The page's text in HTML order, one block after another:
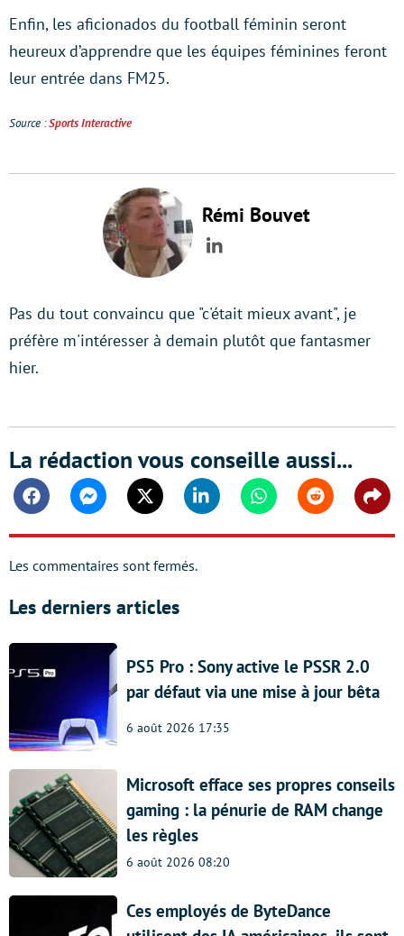
Enfin, les aficionados du football féminin seront
heureux d’apprendre que les équipes féminines feront
leur entrée dans FM25.
Source :Sports Interactive
Rémi Bouvet
LinkedIn
Pas du tout convaincu que "c'était mieux avant", je
préfère m'intéresser à demain plutôt que fantasmer
hier.
La rédaction vous conseille aussi...
FacebookMessengerTwitter Linkedin WhatsappReddit
Les commentaires sont fermés.
Les derniers articles
PS5 Pro : Sony active le PSSR 2.0
par défaut via une mise à jour bêta
6 août 2026 17:35
Microsoft efface ses propres conseils
gaming : la pénurie de RAM change
les règles
6 août 2026 08:20
Ces employés de ByteDance